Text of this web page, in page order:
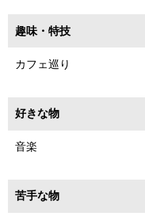
趣味・特技
カフェ巡り
好きな物
音楽
苦手な物